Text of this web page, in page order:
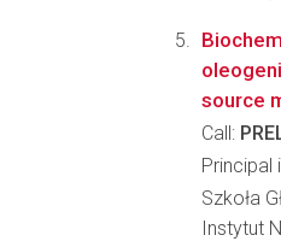
source
Call:
Principal
Szkoła
Instytut